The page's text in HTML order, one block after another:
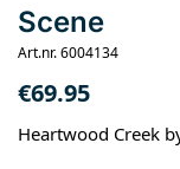
Scene
Art.nr. 6004134
€69.95
Heartwood Creek